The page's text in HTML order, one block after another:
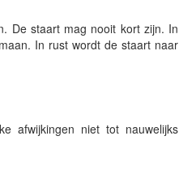
De staart mag nooit kort zijn. In
In rust wordt de staart naar
afwijkingen niet tot nauwelijks